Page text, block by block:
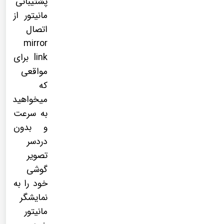
مانیتور از
اتصال
mirror
link برای
مواقعی
که
میخواهید
به سرعت
و بدون
دردسر
تصویر
گوشی
خود را به
نمایشگر
مانیتور